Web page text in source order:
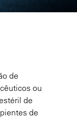
de
ou
de
de